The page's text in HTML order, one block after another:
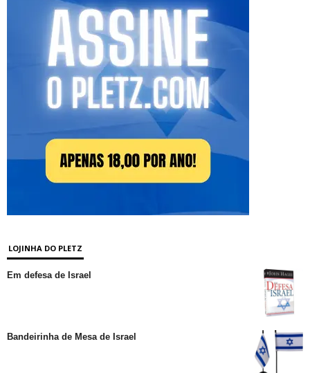
LOJINHA DO PLETZ
Em defesa de Israel
Bandeirinha de Mesa de Israel